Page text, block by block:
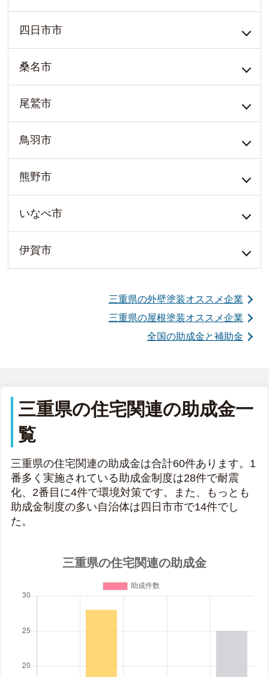
四日市市
桑名市
尾鷲市
鳥羽市
熊野市
いなべ市
伊賀市
三重県の外壁塗装オススメ企業
三重県の屋根塗装オススメ企業
全国の助成金と補助金
三重県の住宅関連の助成金一
覧
三重県の住宅関連の助成金は合計60件あります。1
番多く実施されている助成金制度は28件で耐震
化、2番目に4件で環境対策です。また、もっとも
助成金制度の多い自治体は四日市市で14件でし
た。